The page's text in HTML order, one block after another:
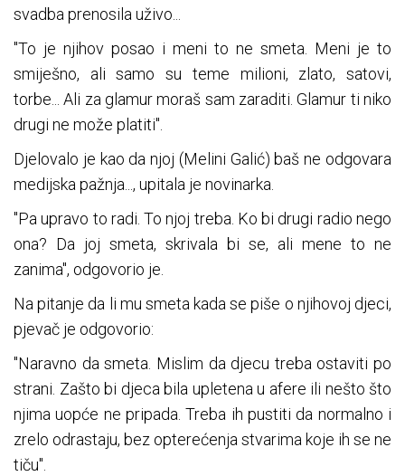
svadba prenosila uživo...
"To je njihov posao i meni to ne smeta. Meni je to
smiješno, ali samo su teme milioni, zlato, satovi,
torbe... Ali za glamur moraš sam zaraditi. Glamur ti niko
drugi ne može platiti".
Djelovalo je kao da njoj (Melini Galić) baš ne odgovara
medijska pažnja..., upitala je novinarka.
"Pa upravo to radi. To njoj treba. Ko bi drugi radio nego
ona? Da joj smeta, skrivala bi se, ali mene to ne
zanima", odgovorio je.
Na pitanje da li mu smeta kada se piše o njihovoj djeci,
pjevač je odgovorio:
"Naravno da smeta. Mislim da djecu treba ostaviti po
strani. Zašto bi djeca bila upletena u afere ili nešto što
njima uopće ne pripada. Treba ih pustiti da normalno i
zrelo odrastaju, bez opterećenja stvarima koje ih se ne
tiču".